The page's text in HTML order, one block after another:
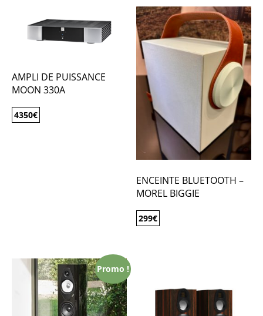
AMPLI DE PUISSANCE
MOON 330A
4350€
ENCEINTE BLUETOOTH –
MOREL BIGGIE
299€
Promo !